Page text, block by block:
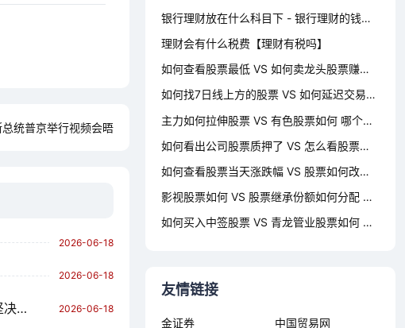
统普京举行视频会晤
2026-06-18
2026-06-18
度 2026-06-18
银行理财放在什么科目下 - 银行理财的钱一般用在哪些地方
理财会有什么税费【理财有税吗】
如何查看股票最低 VS 如何卖龙头股票赚钱 哪个对你更有用？
如何找7日线上方的股票 VS 如何延迟交易时间买股票 哪个对你更有用？
主力如何拉伸股票 VS 有色股票如何 哪个对你更有用？
如何看出公司股票质押了 VS 怎么看股票如何选股号 哪个对你更有用？
如何查看股票当天涨跌幅 VS 股票如何改指数 哪个对你更有用？
影视股票如何 VS 股票继承份额如何分配 哪个对你更有用？
如何买入中签股票 VS 青龙管业股票如何 哪个对你更有用？
友情链接
金证券 中国贸易网